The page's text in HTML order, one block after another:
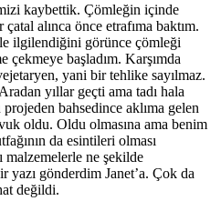
kaybettik. Çömleğin içinde
alınca önce etrafıma baktım.
ilgilendiğini görünce çömleği
çekmeye başladım. Karşımda
yani bir tehlike sayılmaz.
yıllar geçti ama tadı hala
bahsedince aklıma gelen
oldu. Oldu olmasına ama benim
da esintileri olması
malzemelerle ne şekilde
yazı gönderdim Janet’a. Çok da
değildi.